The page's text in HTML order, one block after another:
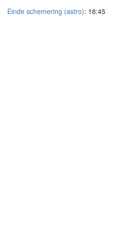
Einde schemering (astro): 18:45